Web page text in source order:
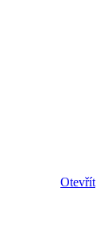
Otevřít